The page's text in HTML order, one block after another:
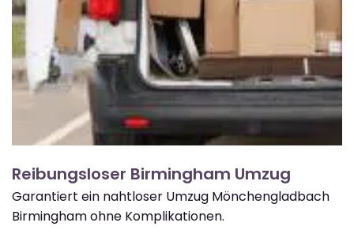
Reibungsloser Birmingham Umzug
Garantiert ein nahtloser Umzug Mönchengladbach
Birmingham ohne Komplikationen.